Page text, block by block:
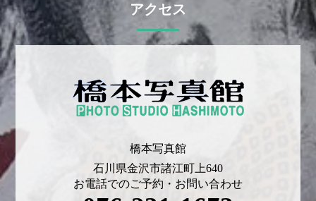
アクセス
橋本写真館
石川県金沢市諸江町上640
お電話でのご予約・お問い合わせ